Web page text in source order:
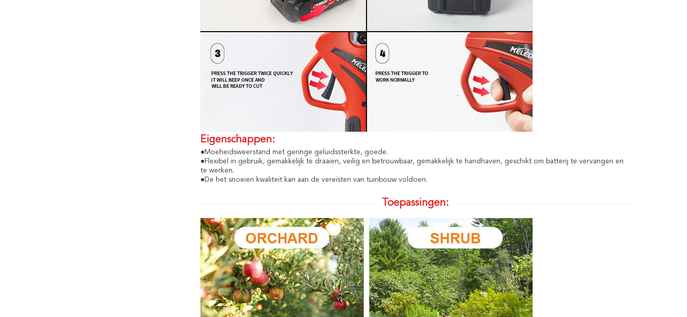
Eigenschappen:
●Moeheidsweerstand met geringe geluidssterkte, goede.
●Flexibel in gebruik, gemakkelijk te draaien, veilig en betrouwbaar, gemakkelijk te handhaven, geschikt om batterij te vervangen en
te werken.
●De het snoeien kwaliteit kan aan de vereisten van tuinbouw voldoen.
Toepassingen: